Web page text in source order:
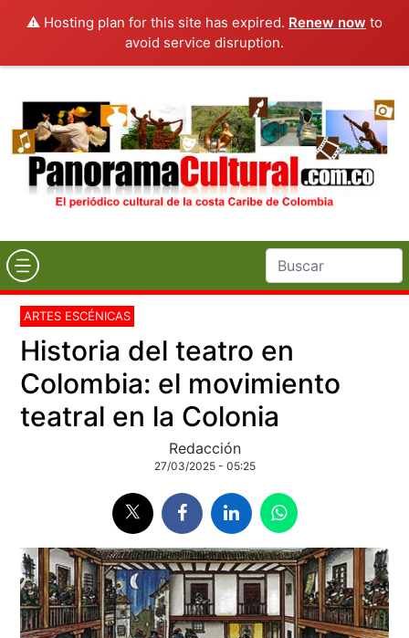
⚠️ Hosting plan for this site has expired. Renew now to
avoid service disruption.
ARTES ESCÉNICAS
Historia del teatro en
Colombia: el movimiento
teatral en la Colonia
Redacción
27/03/2025 - 05:25